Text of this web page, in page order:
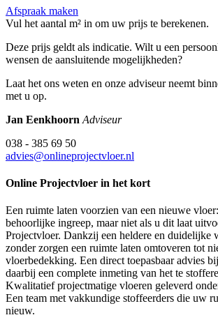
Afspraak maken
Vul het aantal m² in om uw prijs te berekenen.
Deze prijs geldt als indicatie. Wilt u een
wensen de aansluitende mogelijkheden?
Laat het ons weten en onze adviseur neemt
met u op.
Jan Eenkhoorn Adviseur
038 - 385 69 50
advies@onlineprojectvloer.nl
Online Projectvloer in het kort
Een ruimte laten voorzien van een nieuwe
behoorlijke ingreep, maar niet als u dit laat
Projectvloer. Dankzij een heldere en duidelijke
zonder zorgen een ruimte laten omtoveren tot
vloerbedekking. Een direct toepasbaar advies
daarbij een complete inmeting van het te
Kwalitatief projectmatige vloeren geleverd
Een team met vakkundige stoffeerders die uw
nieuw.